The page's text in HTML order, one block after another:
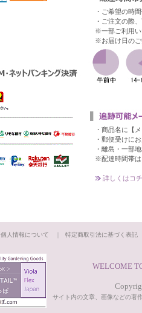
・ご希望の時間
・ご注文の際、
※一部ご利用い
※お届け日のご
・商品名に【メ
・郵便受けにお
・離島・一部地
※配達時間帯は
詳しくはコ
個人情報について 特定商取引法に基づく表記
WELCOME
サイト内の文章、画像などの著